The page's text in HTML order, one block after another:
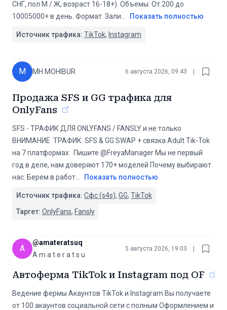
СНГ, пол М / Ж, возраст 16-18+). Объемы: От 200 до
10005000+ в день. Формат: Зали
Показать полностью
Источник трафика: TikTok, Instagram
M MH MOHIBUR 6 августа 2026, 09:43
Продажа SFS и GG трафика для
OnlyFans
SFS - ТРАФИК ДЛЯ ONLYFANS / FANSLY и не только ️️️
ВНИМАНИЕ️️️ ️️‍ ТРАФИК: SFS & GG SWAP + связка Adult Tik-Tok
на 7 платформах ️‍ ️ ️Пишите @FreyaManager Мы не первый
год в деле, нам доверяют 170+ моделей ️Почему выбирают
нас: Берем в работ
Показать полностью
Источник трафика: Сфс (s4s), GG, TikTok
Таргет: OnlyFans, Fansly
A
@amateratsuq
A m a t e r a t s u
5 августа 2026, 19:03
Автоферма TikTok и Instagram под OF
Ведение фермы Акаунтов TikTok и Instagram Вы получаете
от 100 акаунтов социальной сети с полным Оформлением и